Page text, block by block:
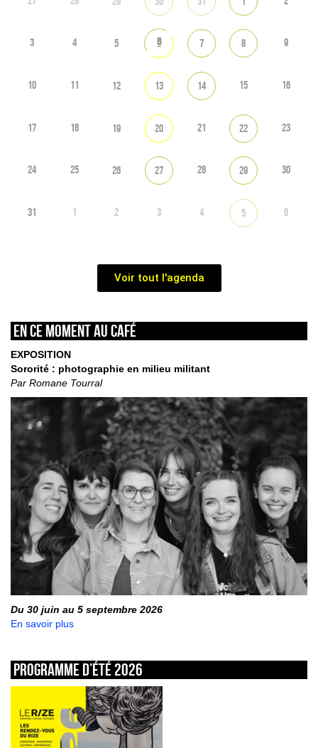
3 4 5 6 7 8 9
10 11 12 13 14 15 16
17 18 19 20 21 22 23
24 25 26 27 28 29 30
31 1 2 3 4 5 6
Voir tout l'agenda
En ce moment au café
EXPOSITION
Sororité : photographie en milieu militant
Par Romane Tourral
Du 30 juin au 5 septembre 2026
En savoir plus
Programme d’été 2026